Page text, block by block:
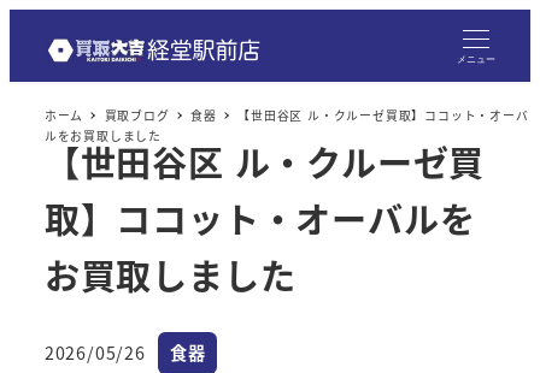
メニュー
ホーム 買取ブログ 食器
【世田谷区 ル・クルーゼ買取】ココット・オーバ
ルをお買取しました
【世田谷区 ル・クルーゼ買
取】ココット・オーバルを
お買取しました
投稿日
2026/05/26 カテゴリー
食器